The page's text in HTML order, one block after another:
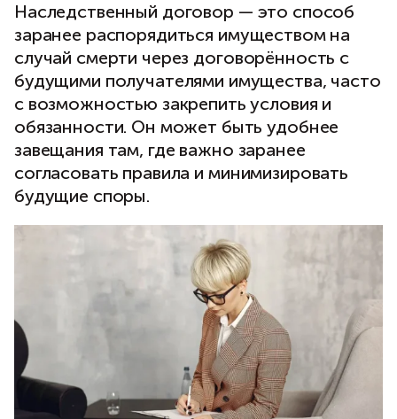
Наследственный договор — это способ
заранее распорядиться имуществом на
случай смерти через договорённость с
будущими получателями имущества, часто
с возможностью закрепить условия и
обязанности. Он может быть удобнее
завещания там, где важно заранее
согласовать правила и минимизировать
будущие споры.